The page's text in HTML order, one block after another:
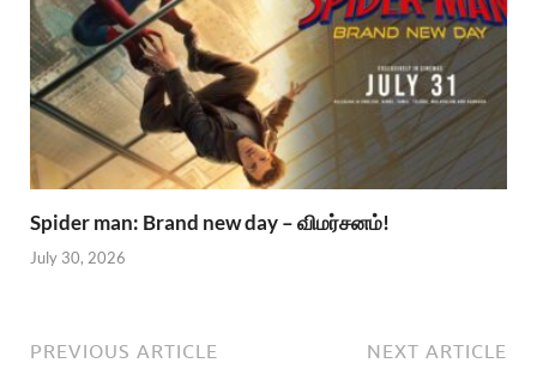
Spider man: Brand new day – விமர்சனம்!
July 30, 2026
PREVIOUS ARTICLE NEXT ARTICLE